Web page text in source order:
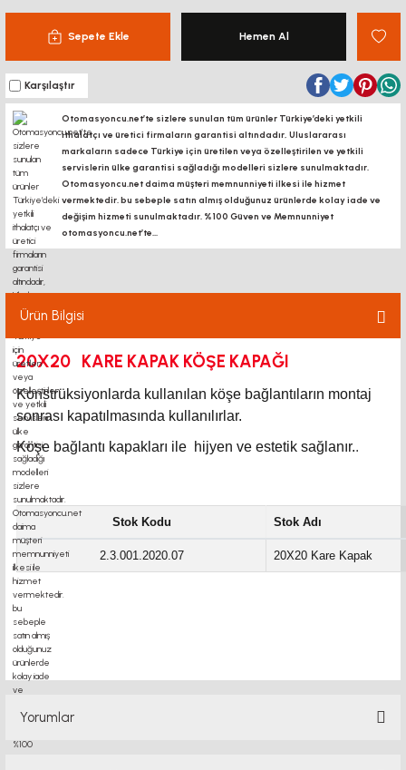
Sepete Ekle Hemen Al
Karşılaştır
Otomasyoncu.net’te sizlere sunulan tüm ürünler Türkiye’deki yetkili
ithalatçı ve üretici firmaların garantisi altındadır, Uluslararası
markaların sadece Türkiye için üretilen veya özelleştirilen ve yetkili
servislerin ülke garantisi sağladığı modelleri sizlere sunulmaktadır.
Otomasyoncu.net daima müşteri memnunniyeti ilkesi ile hizmet
vermektedir. bu sebeple satın almış olduğunuz ürünlerde kolay iade ve
değişim hizmeti sunulmaktadır. %100 Güven ve Memnunniyet
otomasyoncu.net’te...
Ürün Bilgisi
20X20 KARE KAPAK KÖŞE KAPAĞI
Konstrüksiyonlarda kullanılan köşe bağlantıların montaj
sonrası kapatılmasında kullanılırlar.
Köşe bağlantı kapakları ile hijyen ve estetik sağlanır..
Stok Kodu Stok Adı
2.3.001.2020.07 20X20 Kare Kapak
motor kaplin fiyatları, sigma profil, 3d yazıcı, kremayer dişli, 45x45 sigma profil,
delta haberleşme kablosu, delta plc fiyat, konveyör bant, kramiyer dişli, mantar
stop, otomatik yağlama sistemleri, rulolu konveyör fiyatları,
Yorumlar